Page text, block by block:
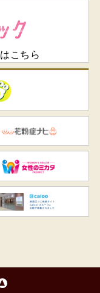
こちら
ふせごう。慢性腎臓
なし.com